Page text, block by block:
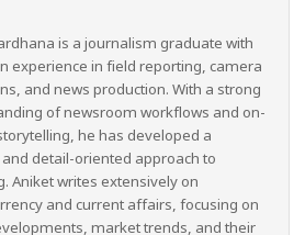
is a journalism graduate with
experience in field reporting, camera
and news production. With a strong
of newsroom workflows and on-
he has developed a
detail-oriented approach to
Aniket writes extensively on
and current affairs, focusing on
market trends, and their